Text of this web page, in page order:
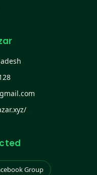
Group